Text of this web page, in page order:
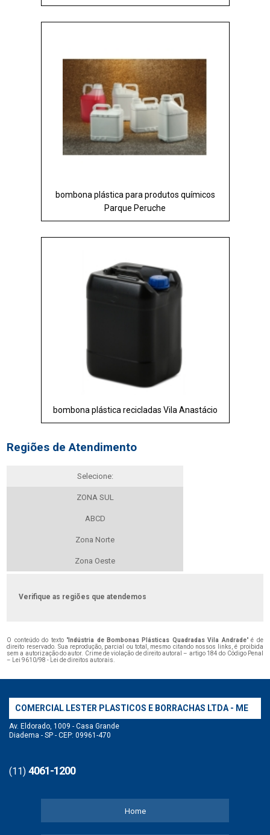
bombona plástica para produtos químicos
Parque Peruche
bombona plástica recicladas Vila Anastácio
Regiões de Atendimento
Selecione:
ZONA SUL
ABCD
Zona Norte
Zona Oeste
Verifique as regiões que atendemos
O conteúdo do texto " Indústria de Bombonas Plásticas Quadradas Vila Andrade" é de
direito reservado. Sua reprodução, parcial ou total, mesmo citando nossos links, é proibida
sem a autorização do autor. Crime de violação de direito autoral – artigo 184 do Código Penal
–
Lei 9610/98 - Lei de direitos autorais
COMERCIAL LESTER PLASTICOS E BORRACHAS LTDA - ME
Av. Eldorado, 1009 - Casa Grande
Diadema - SP - CEP: 09961-470
(11) 4061-1200
Home